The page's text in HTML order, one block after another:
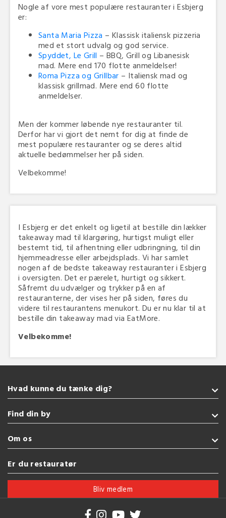
Nogle af vore mest populære restauranter i Esbjerg
er:
Santa Maria Pizza – Klassisk italiensk pizzeria
med et stort udvalg og god service.
Spyddet, Le Grill – BBQ, Grill og Libanesisk
mad. Mere end 170 flotte anmeldelser!
Roma Pizza og Grillbar – Italiensk mad og
klassisk grillmad. Mere end 60 flotte
anmeldelser.
Men der kommer løbende nye restauranter til.
Derfor har vi gjort det nemt for dig at finde de
mest populære restauranter og se deres altid
aktuelle bedømmelser her på siden.
Velbekomme!
I Esbjerg er det enkelt og ligetil at bestille din lækker
takeaway mad til klargøring, hurtigst muligt eller
bestemt tid, til afhentning eller udbringning, til din
hjemmeadresse eller arbejdsplads. Vi har samlet
nogen af de bedste takeaway restauranter i Esbjerg
i oversigten. Det er pærelet, hurtigt og sikkert.
Såfremt du udvælger og trykker på en af
restauranterne, der vises her på siden, føres du
videre til restaurantens menukort. Du er nu klar til at
bestille din takeaway mad via EatMore.
Velbekomme!
Hvad kunne du tænke dig?
Takeaway
Sushi
Amerikansk
Grill
Se flere køkkener
Find din by
Sønderborg
Kolding
Esbjerg
Vejle
Om os
Handelsbetingelser
Brug af cookies
Er du restauratør
Bliv medlem